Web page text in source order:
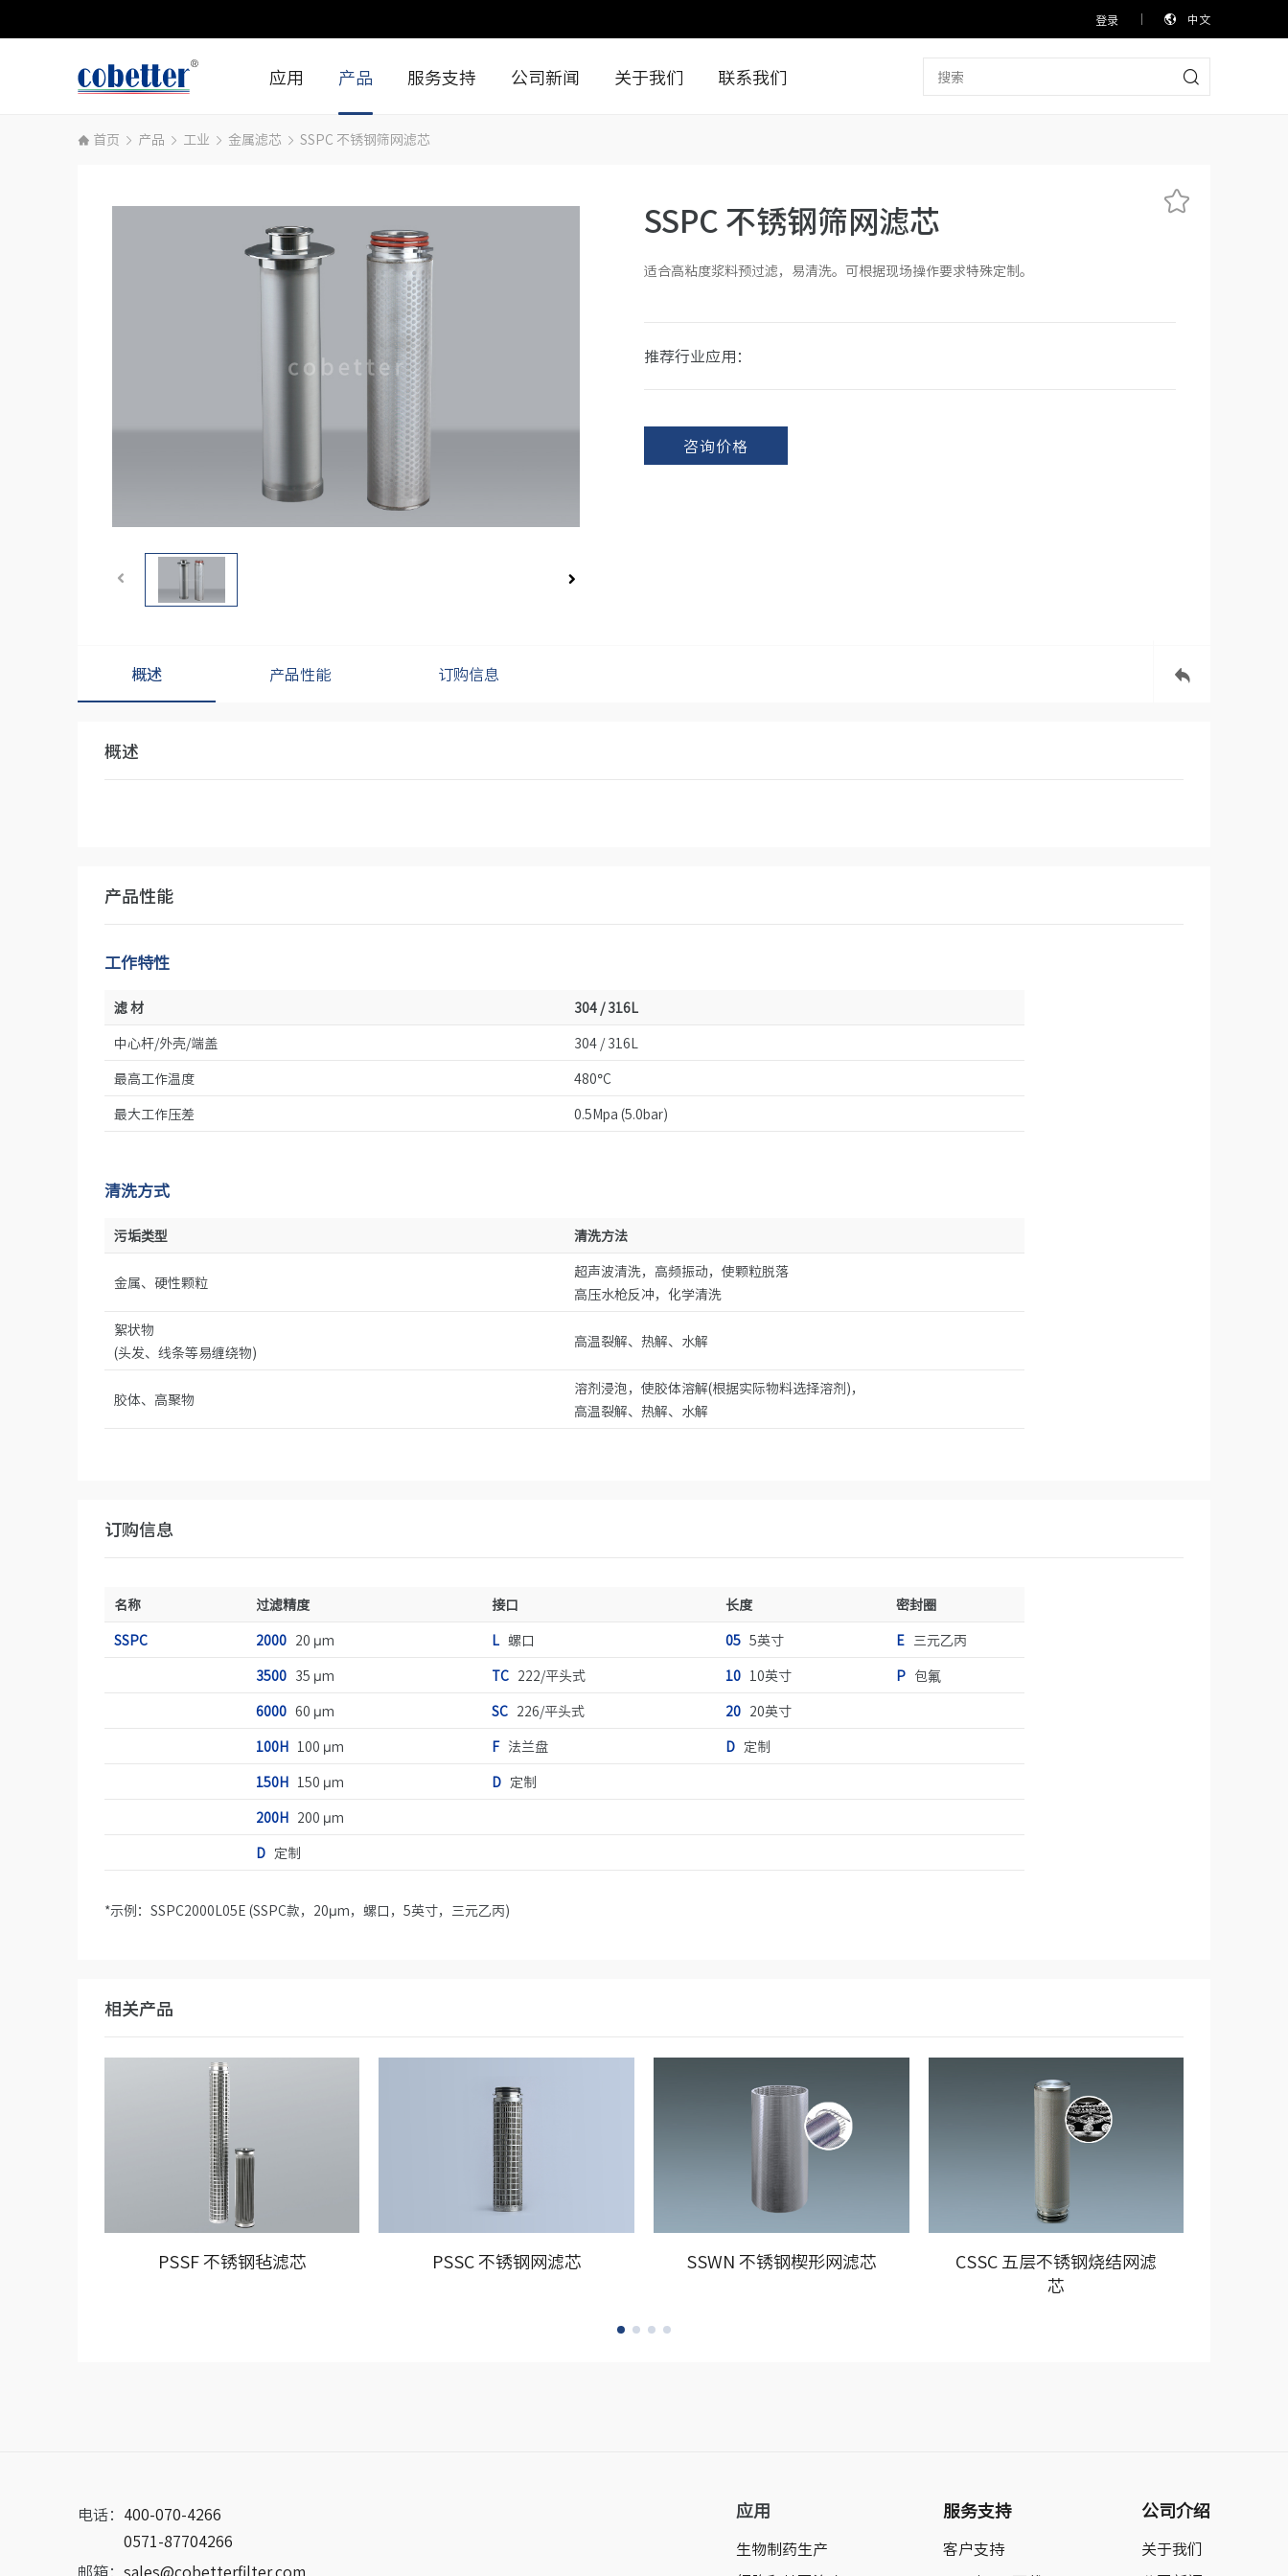
登录 中文
应用 产品 服务支持 公司新闻 关于我们 联系我们
首页 产品 工业 金属滤芯 SSPC 不锈钢筛网滤芯
SSPC 不锈钢筛网滤芯
适合高粘度浆料预过滤，易清洗。可根据现场操作要求特殊定制。
推荐行业应用：
咨询价格
概述 产品性能 订购信息
概述
产品性能
工作特性
滤 材
304 / 316L
中心杆/外壳/端盖
304 / 316L
最高工作温度
480°C
最大工作压差
0.5Mpa (5.0bar)
清洗方式
污垢类型 清洗方法
金属、硬性颗粒
超声波清洗，高频振动，使颗粒脱落
高压水枪反冲，化学清洗
絮状物
(头发、线条等易缠绕物)
高温裂解、热解、水解
胶体、高聚物
溶剂浸泡，使胶体溶解(根据实际物料选择溶剂)，
高温裂解、热解、水解
订购信息
名称 过滤精度 接口 长度
密封圈
SSPC
200020 µm L螺口 055英寸 E三元乙丙
350035 µm TC222/平头式 1010英寸 P包氟
600060 µm SC226/平头式 2020英寸
100H100 µm F法兰盘 D定制
150H150 µm D定制
200H200 µm
D定制
*示例：SSPC2000L05E (SSPC款，20µm，螺口，5英寸，三元乙丙)
相关产品
PSSF 不锈钢毡滤芯 PSSC 不锈钢网滤芯 SSWN 不锈钢楔形网滤芯
CSSC 五层不锈钢烧结网滤
芯
应用
生物制药生产
服务支持
客户支持
公司介绍
关于我们
电话： 400-070-4266
0571-87704266
邮箱： sales@cobetterfilter.com